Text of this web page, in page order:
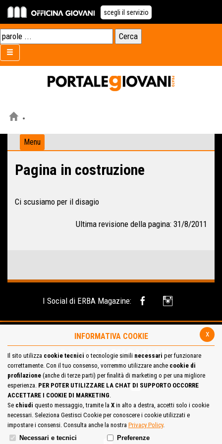
scegli il servizio
Menu
Pagina in costruzione
Ci scusiamo per il disagio
Ultima revisione della pagina: 31/8/2011
I Social di ERBA Magazine:
Site Map Cookie Policy
x
INFORMATIVA COOKIE
Il sito utilizza cookie tecnici o tecnologie simili necessari per funzionare
correttamente. Con il tuo consenso, vorremmo utilizzare anche cookie di
profilazione (anche di terze parti) per finalità di marketing o per una migliore
esperienza. PER POTER UTILIZZARE LA CHAT DI SUPPORTO OCCORRE
ACCETTARE I COOKIE DI MARKETING.
Se chiudi questo messaggio, tramite la X in alto a destra, accetti solo i cookie
necessari. Seleziona Gestisci Cookie per conoscere i cookie utilizzati e
impostare i consensi. Consulta anche la nostra Privacy Policy.
Necessari e tecnici
Preferenze